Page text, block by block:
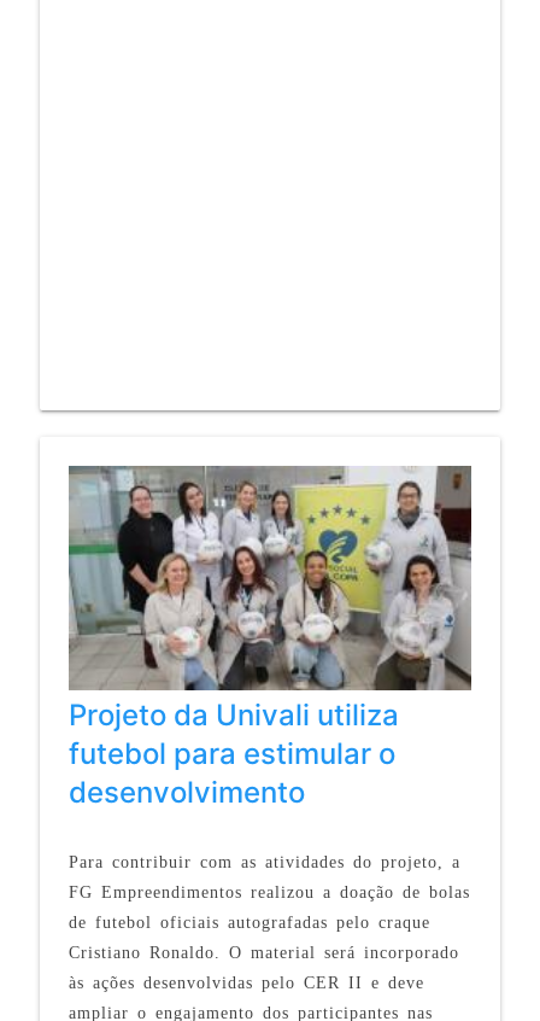
Projeto da Univali utiliza
futebol para estimular o
desenvolvimento
Para contribuir com as atividades do projeto, a
FG Empreendimentos realizou a doação de bolas
de futebol oficiais autografadas pelo craque
Cristiano Ronaldo. O material será incorporado
às ações desenvolvidas pelo CER II e deve
ampliar o engajamento dos participantes nas